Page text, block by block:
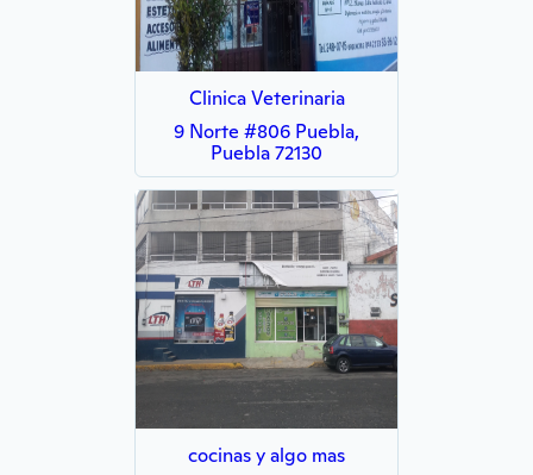
Clinica Veterinaria
9 Norte #806 Puebla,
Puebla 72130
cocinas y algo mas